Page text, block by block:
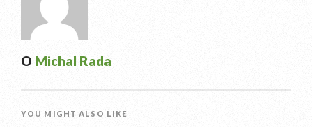
O Michal Rada
YOU MIGHT ALSO LIKE